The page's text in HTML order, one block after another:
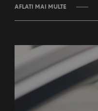
AFLATI MAI MULTE